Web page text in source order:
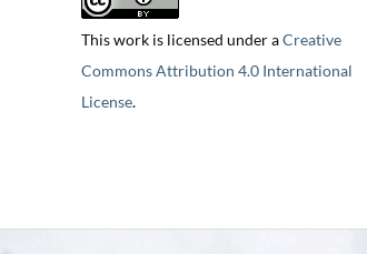
This work is licensed under aCreative
Commons Attribution 4.0 International
License.